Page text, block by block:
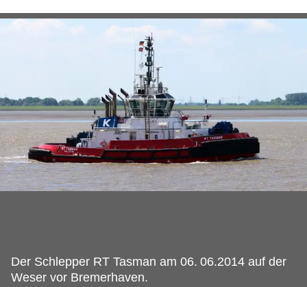
Der Schlepper RT Tasman am 06. 06.2014 auf der
Weser vor Bremerhaven.